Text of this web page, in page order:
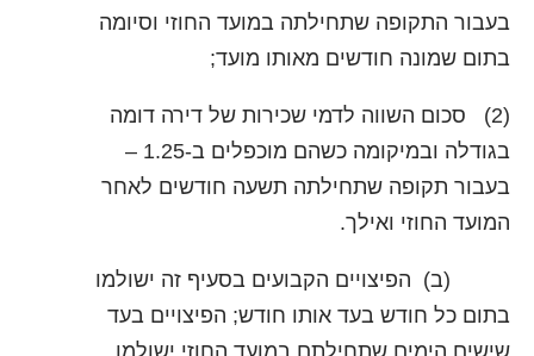
בעבור התקופה שתחילתה במועד החוזי וסיומה
בתום שמונה חודשים מאותו מועד;
(2) סכום השווה לדמי שכירות של דירה דומה
בגודלה ובמיקומה כשהם מוכפלים ב-1.25 –
בעבור תקופה שתחילתה תשעה חודשים לאחר
המועד החוזי ואילך.
(ב) הפיצויים הקבועים בסעיף זה ישולמו
בתום כל חודש בעד אותו חודש; הפיצויים בעד
שישים הימים שתחילתם במועד החוזי ישולמו